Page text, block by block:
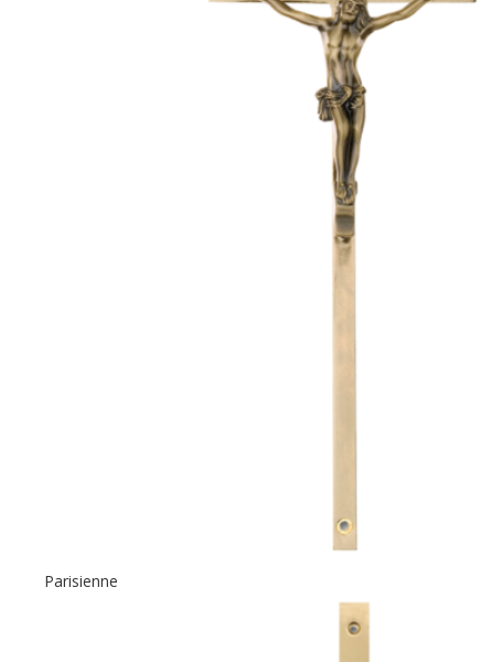
Parisienne